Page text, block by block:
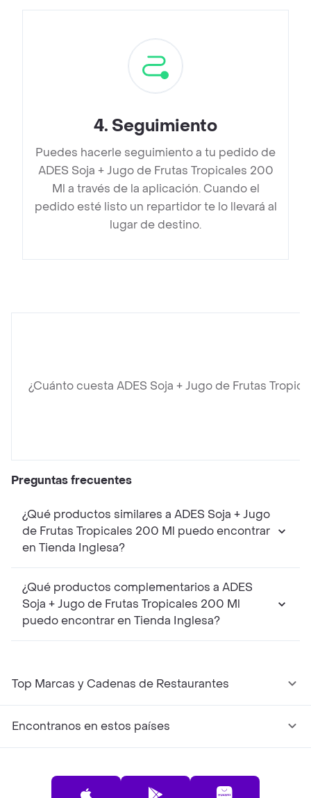
4. Seguimiento
Puedes hacerle seguimiento a tu pedido de
ADES Soja + Jugo de Frutas Tropicales 200
Ml a través de la aplicación. Cuando el
pedido esté listo un repartidor te lo llevará al
lugar de destino.
¿Cuánto cuesta ADES Soja + Jugo de Frutas
Preguntas frecuentes
¿Qué productos similares a ADES Soja + Jugo
de Frutas Tropicales 200 Ml puedo encontrar
en Tienda Inglesa?
¿Qué productos complementarios a ADES
Soja + Jugo de Frutas Tropicales 200 Ml
puedo encontrar en Tienda Inglesa?
Top Marcas y Cadenas de Restaurantes
Encontranos en estos países